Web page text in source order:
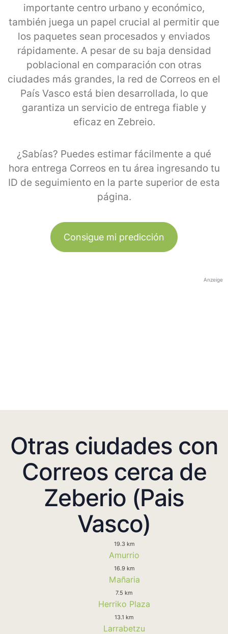
importante centro urbano y económico,
también juega un papel crucial al permitir que
los paquetes sean procesados y enviados
rápidamente. A pesar de su baja densidad
poblacional en comparación con otras
ciudades más grandes, la red de Correos en el
País Vasco está bien desarrollada, lo que
garantiza un servicio de entrega fiable y
eficaz en Zebreio.
¿Sabías? Puedes estimar fácilmente a qué
hora entrega Correos en tu área ingresando tu
ID de seguimiento en la parte superior de esta
página.
Consigue mi predicción
Anzeige
Otras ciudades con
Correos cerca de
Zeberio (Pais
Vasco)
19.3 km
Amurrio
16.9 km
Mañaria
7.5 km
Herriko Plaza
13.1 km
Larrabetzu